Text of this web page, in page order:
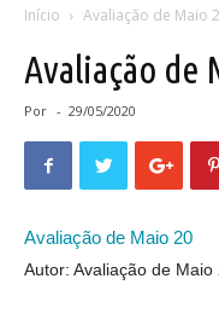
Início Avaliação de Maio
Avaliação de
Por - 29/05/2020
Avaliação de Maio 20
Autor: Avaliação de Maio